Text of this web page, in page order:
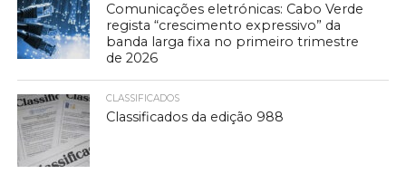
Comunicações eletrónicas: Cabo Verde
regista “crescimento expressivo” da
banda larga fixa no primeiro trimestre
de 2026
CLASSIFICADOS
Classificados da edição 988